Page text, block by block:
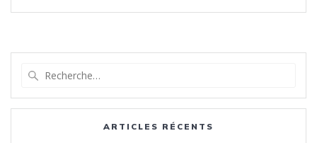
:
ARTICLES RÉCENTS